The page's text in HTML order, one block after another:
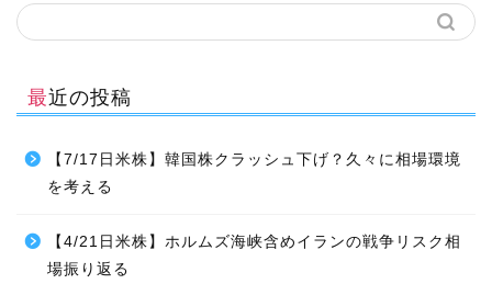
最近の投稿
【7/17日米株】韓国株クラッシュ下げ？久々に相場環境
を考える
【4/21日米株】ホルムズ海峡含めイランの戦争リスク相
場振り返る